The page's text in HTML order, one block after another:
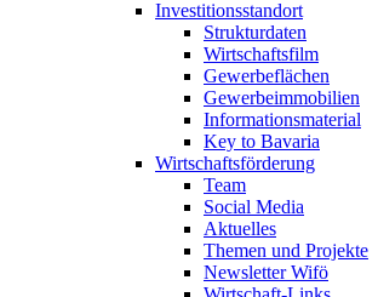
Investitionsstandort
Strukturdaten
Wirtschaftsfilm
Gewerbeflächen
Gewerbeimmobilien
Informationsmaterial
Key to Bavaria
Wirtschaftsförderung
Team
Social Media
Aktuelles
Themen und Projekte
Newsletter Wifö